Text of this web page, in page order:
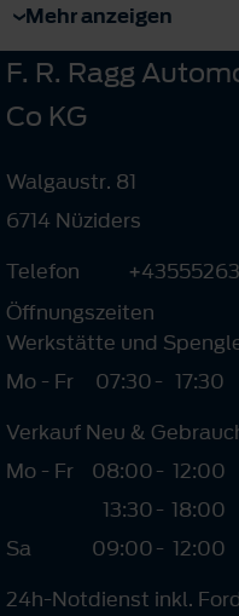
Mehr anzeigen
F. R. Ragg
Co KG
Walgaustr. 81
6714 Nüziders
Telefon
Öffnungszeiten
Werkstätte und
Mo - Fr
07:30- 17:30
Verkauf Neu &
Mo - Fr
08:00
13:30
-
-
12:00
18:00
Sa
09:00- 12:00
24h-Notdienst inkl.